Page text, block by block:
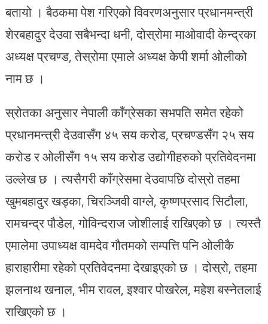
बतायो । बैठकमा पेश गरिएको विवरणअनुसार प्रधानमन्त्री
शेरबहादुर देउवा सबैभन्दा धनी, दोस्रोमा माओवादी केन्द्रका
अध्यक्ष प्रचण्ड, तेस्रोमा एमाले अध्यक्ष केपी शर्मा ओलीको
नाम छ ।
स्रोतका अनुसार नेपाली काँग्रेसका सभपति समेत रहेको
प्रधानमन्त्री देउवासँग ४५ सय करोड, प्रचण्डसँग २५ सय
करोड र ओलीसँग १५ सय करोड उद्योगीहरुको प्रतिवेदनमा
उल्लेख छ । त्यसैगरी काँग्रेसमा देउवापछि दोस्रो तहमा
खुमबहादुर खड्का, चिरञ्जिवी वाग्ले, कृष्णप्रसाद सिटौला,
रामचन्द्र पौडेल, गोविन्दराज जोशीलाई राखिएको छ । त्यस्तै
एमालेमा उपाध्यक्ष वामदेव गौतमको सम्पत्ति पनि ओलीकै
हाराहारीमा रहेको प्रतिवेदनमा देखाइएको छ । दोस्रो, तहमा
झलनाथ खनाल, भीम रावल, इश्वार पोखरेल, महेश बस्नेतलाई
राखिएको छ ।